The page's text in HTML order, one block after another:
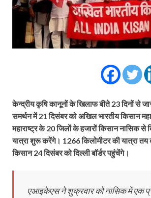
केन्द्रीय कृषि कानूनों के खिलाफ बीते 23 दिनों से
समर्थन में 21 दिसंबर को अखिल भारतीय किसान
महाराष्ट्र के 20 जिलों के हजारों किसान नासिक से
यात्रा शुरू करेंगे। 1266 किलोमीटर की यात्रा तय
किसान 24 दिसंबर को दिल्ली बॉर्डर पहुंचेंगे।
एआइकेएस ने शुक्रवार को नासिक में एक